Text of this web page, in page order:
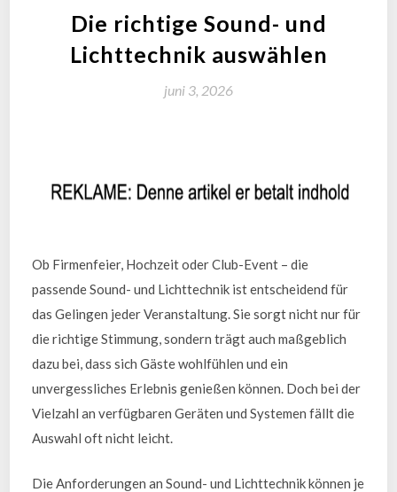
Die richtige Sound- und
Lichttechnik auswählen
juni 3, 2026
Ob Firmenfeier, Hochzeit oder Club-Event – die
passende Sound- und Lichttechnik ist entscheidend für
das Gelingen jeder Veranstaltung. Sie sorgt nicht nur für
die richtige Stimmung, sondern trägt auch maßgeblich
dazu bei, dass sich Gäste wohlfühlen und ein
unvergessliches Erlebnis genießen können. Doch bei der
Vielzahl an verfügbaren Geräten und Systemen fällt die
Auswahl oft nicht leicht.
Die Anforderungen an Sound- und Lichttechnik können je